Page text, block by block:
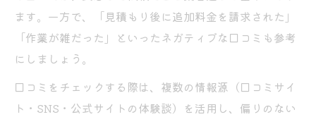
ます。一方で、「見積もり後に追加料金を請求された」
「作業が雑だった」といったネガティブな口コミも参考
にしましょう。
口コミをチェックする際は、複数の情報源（口コミサイ
ト・SNS・公式サイトの体験談）を活用し、偏りのない